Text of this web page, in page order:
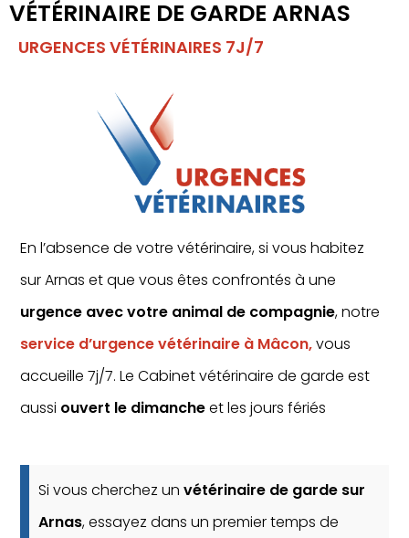
VÉTÉRINAIRE DE GARDE ARNAS
URGENCES VÉTÉRINAIRES 7J/7
En l’absence de votre vétérinaire, si vous habitez
sur Arnas et que vous êtes confrontés à une
urgence avec votre animal de compagnie, notre
service d’urgence vétérinaire à Mâcon,vous
accueille 7j/7. Le Cabinet vétérinaire de garde est
aussi ouvert le dimancheet les jours fériés
Si vous cherchez unvétérinaire de garde sur
Arnas, essayez dans un premier temps de